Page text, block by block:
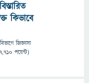
কিভাবে
জিজ্ঞাসা
পয়েন্ট)